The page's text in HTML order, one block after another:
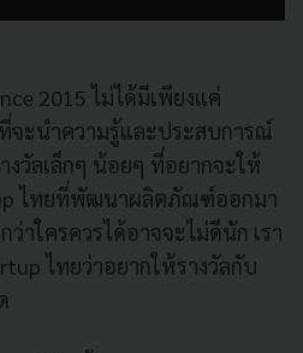
2015 ไม่ได้มีเพียงแค่
จะนำความรู้และประสบการณ์
งวัลเล็กๆ น้อยๆ ที่อยากจะให้
ไทยที่พัฒนาผลิตภัณฑ์ออกมา
าใครควรได้อาจจะไม่ดีนัก เรา
ไทยว่าอยากให้รางวัลกับ